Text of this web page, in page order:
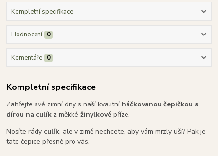
Kompletní specifikace
Hodnocení 0
Komentáře 0
Kompletní specifikace
Zahřejte své zimní dny s naší kvalitní háčkovanou čepičkou s
dírou na culík z měkké žinylkové příze.
Nosíte rády culík, ale v zimě nechcete, aby vám mrzly uši? Pak je
tato čepice přesně pro vás.